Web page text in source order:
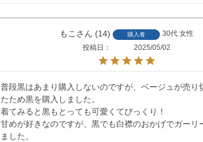
もこ 14 購入者 30代 女性
投稿日
2025/05/02
普段黒はあまり購入しないのですが、ベージュが売り
たため黒を購入しました。
着てみると黒もとっても可愛くてびっくり！
甘めが好きなのですが、黒でも白襟のおかげでガーリ
ました。